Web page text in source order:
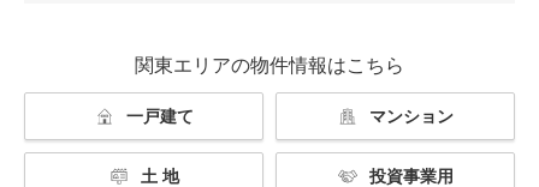
関東エリアの物件情報はこちら
一戸建て マンション
土 地 投資事業用